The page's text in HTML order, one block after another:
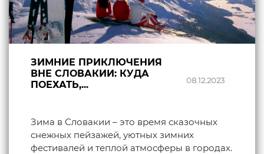
ЗИМНИЕ ПРИКЛЮЧЕНИЯ
ВНЕ СЛОВАКИИ: КУДА
ПОЕХАТЬ,...
08.12.2023
Зима в Словакии – это время сказочных
снежных пейзажей, уютных зимних
фестивалей и теплой атмосферы в городах.